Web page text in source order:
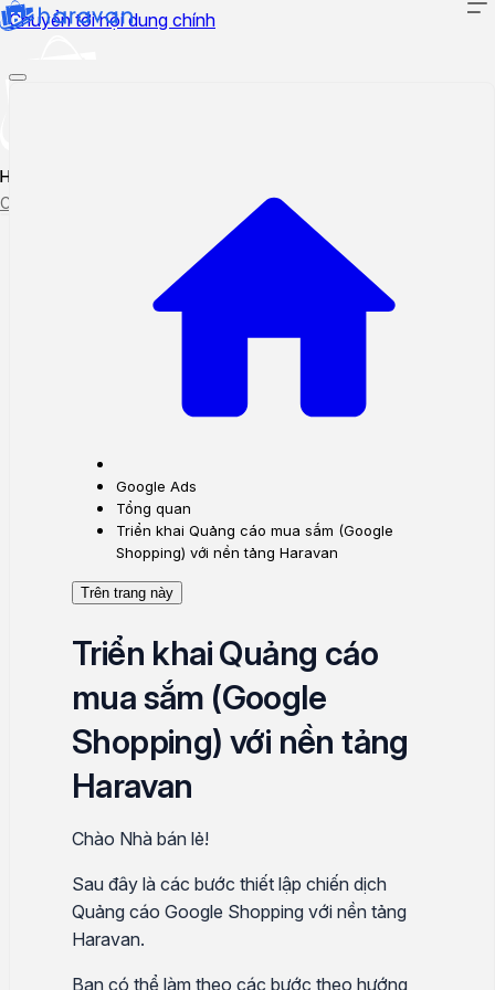
Chuyển tới nội dung chính
Hướng dẫn sử dụng
Cập nhật tính năng mới
Theo dõi ticket
Google Ads
Tổng quan
Triển khai Quảng cáo mua sắm (Google
Shopping) với nền tảng Haravan
Trên trang này
Triển khai Quảng cáo
mua sắm (Google
Shopping) với nền tảng
Haravan
Chào Nhà bán lẻ!
Sau đây là các bước thiết lập chiến dịch
Quảng cáo Google Shopping với nền tảng
Haravan.
Bạn có thể làm theo các bước theo hướng